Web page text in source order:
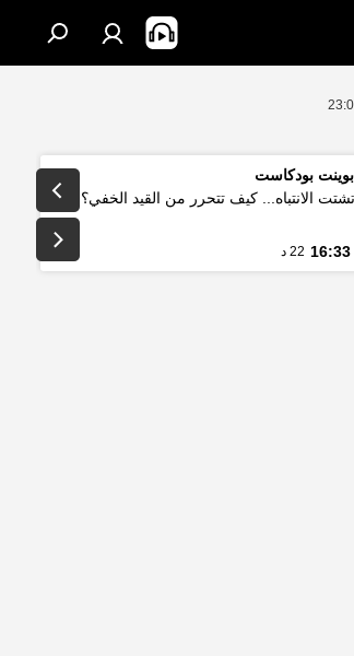
بودكاست
الانتباه... كيف تتحرر من القيد الخفي؟
22 د